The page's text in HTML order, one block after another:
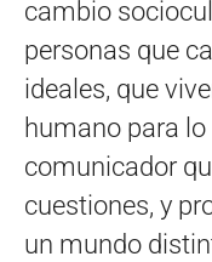
cambio
personas que
ideales, que
humano para
comunicador
cuestiones, y
un mundo